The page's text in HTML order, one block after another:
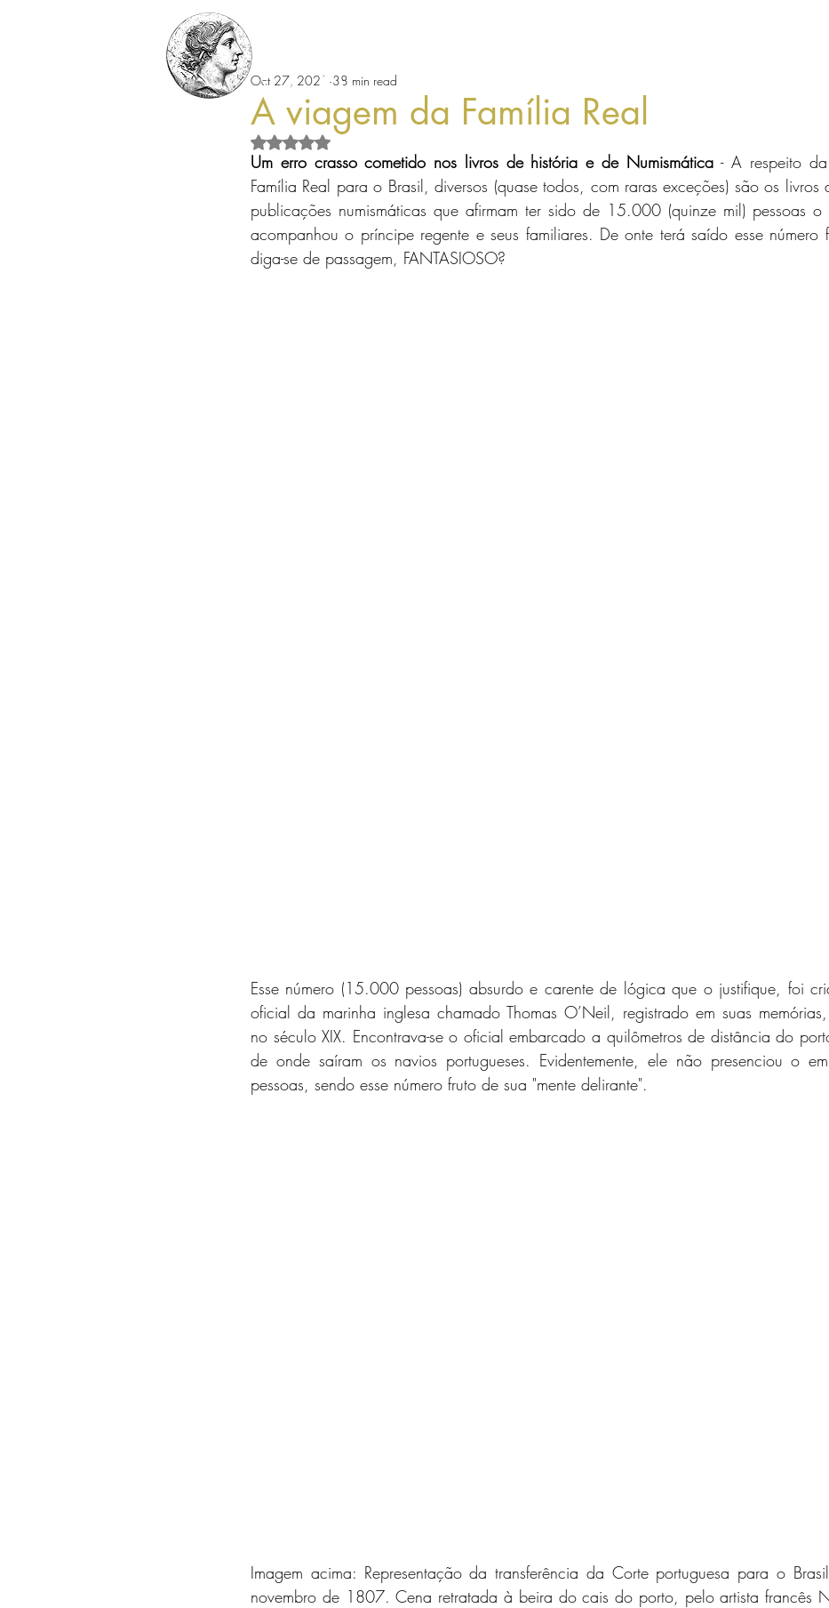
Home Leonardo
A viagem da Família Real
Oct 27, 2021 38 min read
Rated NaN out of 5 stars.
Um erro crasso cometido nos livros de história e de Numismática - A respeito
Família Real para o Brasil, diversos (quase todos, com raras exceções) são os livros
publicações numismáticas que afirmam ter sido de 15.000 (quinze mil) pessoas o
acompanhou o príncipe regente e seus familiares. De onte terá saído esse número
diga-se de passagem, FANTASIOSO?
Esse número (15.000 pessoas) absurdo e carente de lógica que o justifique, foi
oficial da marinha inglesa chamado Thomas O’Neil, registrado em suas
no século XIX. Encontrava-se o oficial embarcado a quilômetros de distância do
de onde saíram os navios portugueses. Evidentemente, ele não presenciou o
pessoas, sendo esse número fruto de sua "mente delirante".
Imagem acima: Representação da transferência da Corte portuguesa para o
novembro de 1807. Cena retratada à beira do cais do porto, pelo artista francês